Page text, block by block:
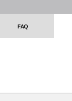
FAQ